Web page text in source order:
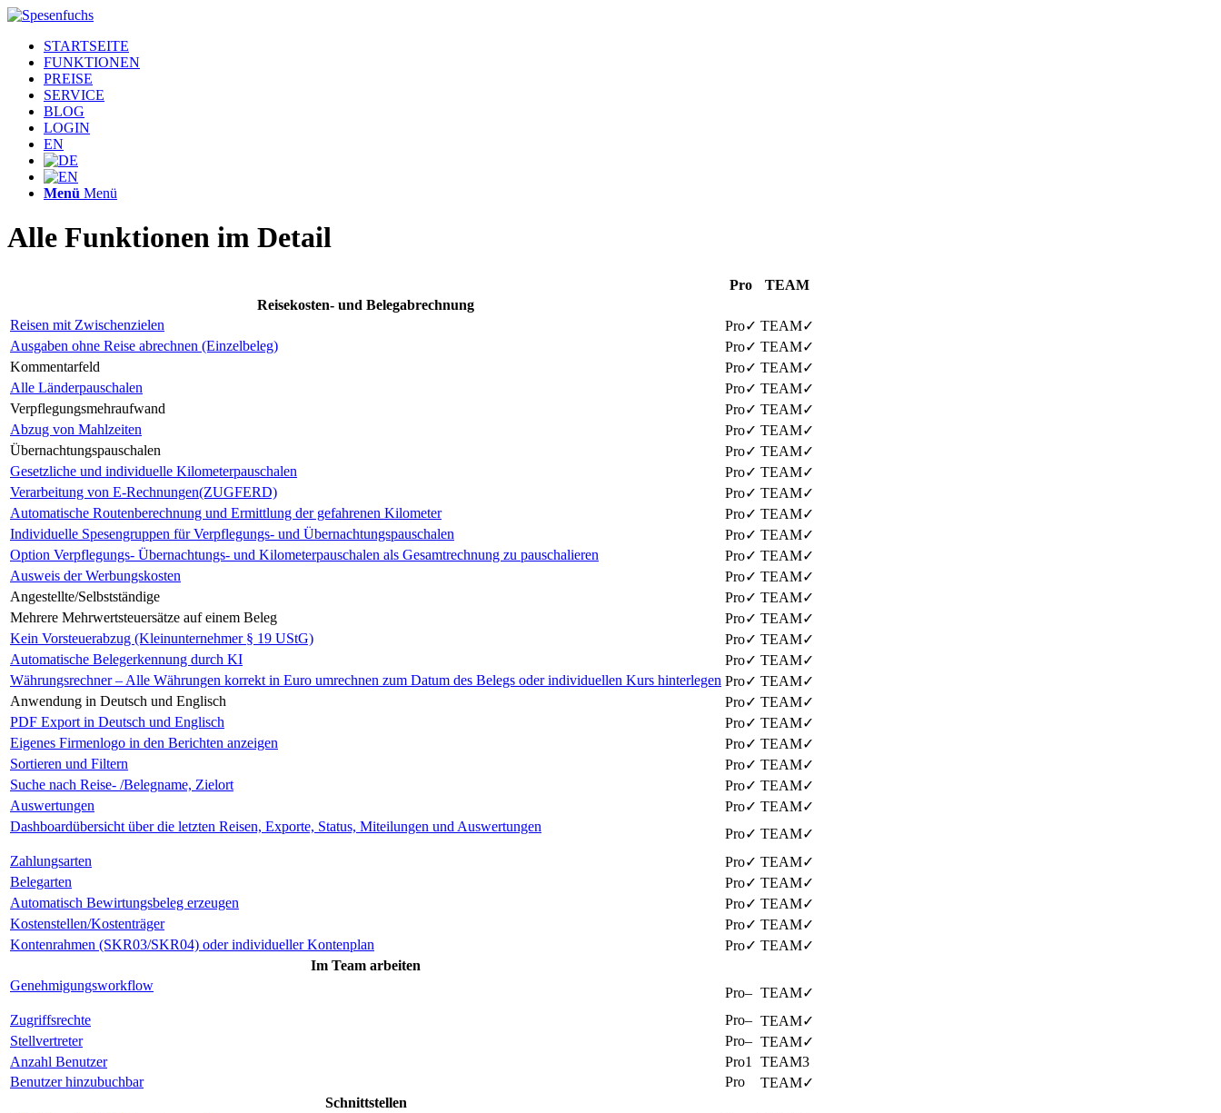
STARTSEITE
FUNKTIONEN
PREISE
SERVICE
BLOG
LOGIN
EN
Menü Menü
Alle Funktionen im Detail
Pro
TEAM
Reisekosten- und Belegabrechnung
Reisen mit Zwischenzielen
✓
✓
Ausgaben ohne Reise abrechnen (Einzelbeleg)
✓
✓
Kommentarfeld
✓
✓
Alle Länderpauschalen
✓
✓
Verpflegungsmehraufwand
✓
✓
Abzug von Mahlzeiten
✓
✓
Übernachtungspauschalen
✓
✓
Gesetzliche und individuelle Kilometerpauschalen
✓
✓
Verarbeitung von E-Rechnungen(ZUGFERD)
✓
✓
Automatische Routenberechnung und Ermittlung der gefahrenen Kilometer
✓
✓
Individuelle Spesengruppen für Verpflegungs- und Übernachtungspauschalen
✓
✓
Option Verpflegungs- Übernachtungs- und Kilometerpauschalen als Gesamtrechnung zu pauschalieren
✓
✓
Ausweis der Werbungskosten
✓
✓
Angestellte/Selbstständige
✓
✓
Mehrere Mehrwertsteuersätze auf einem Beleg
✓
✓
Kein Vorsteuerabzug (Kleinunternehmer § 19 UStG)
✓
✓
Automatische Belegerkennung durch KI
✓
✓
Währungsrechner – Alle Währungen korrekt in Euro umrechnen zum Datum des Belegs oder individuellen Kurs hinterlegen
✓
✓
Anwendung in Deutsch und Englisch
✓
✓
PDF Export in Deutsch und Englisch
✓
✓
Eigenes Firmenlogo in den Berichten anzeigen
✓
✓
Sortieren und Filtern
✓
✓
Suche nach Reise- /Belegname, Zielort
✓
✓
Auswertungen
✓
✓
Dashboardübersicht über die letzten Reisen, Exporte, Status, Miteilungen und Auswertungen
✓
✓
Zahlungsarten
✓
✓
Belegarten
✓
✓
Automatisch Bewirtungsbeleg erzeugen
✓
✓
Kostenstellen/Kostenträger
✓
✓
Kontenrahmen (SKR03/SKR04) oder individueller Kontenplan
✓
✓
Im Team arbeiten
Genehmigungsworkflow
–
✓
Zugriffsrechte
–
✓
Stellvertreter
–
✓
Anzahl Benutzer
1
3
Benutzer hinzubuchbar
✓
Schnittstellen